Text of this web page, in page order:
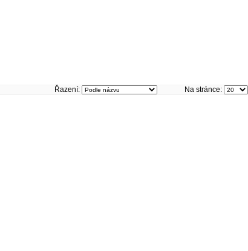
Řazení: Na stránce: